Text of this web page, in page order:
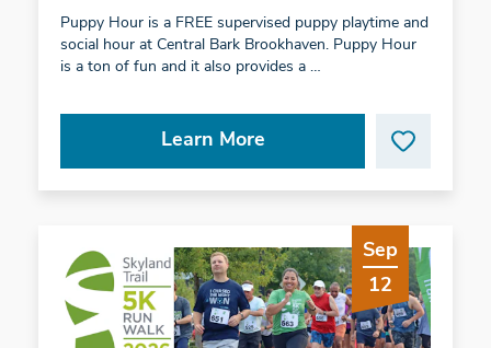
Puppy Hour is a FREE supervised puppy playtime and
social hour at Central Bark Brookhaven. Puppy Hour
is a ton of fun and it also provides a …
Learn More
Sep
12